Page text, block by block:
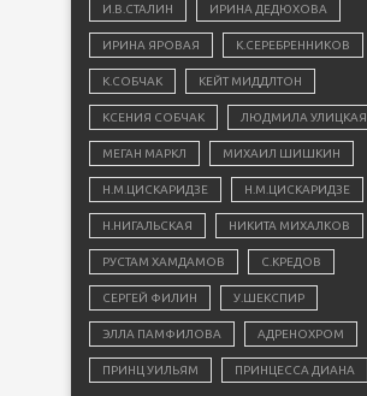
И.В.СТАЛИН ИРИНА ДЕДЮХОВА
ИРИНА ЯРОВАЯ К.СЕРЕБРЕННИКОВ
К.СОБЧАК КЕЙТ МИДДЛТОН
КСЕНИЯ СОБЧАК ЛЮДМИЛА УЛИЦКАЯ
МЕГАН МАРКЛ МИХАИЛ ШИШКИН
Н.М.ЦИСКАРИДЗЕ Н.М.ЦИСКАРИДЗЕ
Н.НИГАЛЬСКАЯ НИКИТА МИХАЛКОВ
РУСТАМ ХАМДАМОВ С.КРЕДОВ
СЕРГЕЙ ФИЛИН У.ШЕКСПИР
ЭЛЛА ПАМФИЛОВА АДРЕНОХРОМ
ПРИНЦ УИЛЬЯМ ПРИНЦЕССА ДИАНА